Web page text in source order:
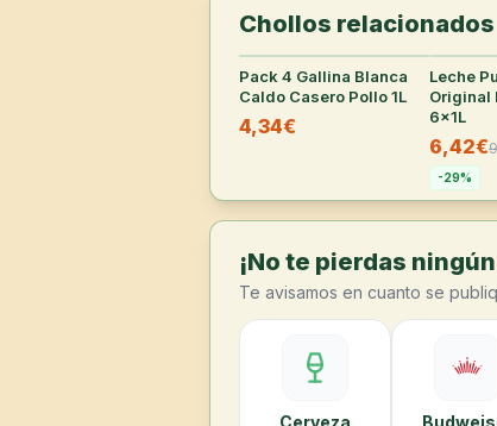
Chollos relacionados
33
Pack 4 Gallina Blanca
Caldo Casero Pollo 1L
4,34€
Leche
Original
6x1L
6,42€9
-29%
¡No te pierdas
Te avisamos en cuanto se
Cerveza